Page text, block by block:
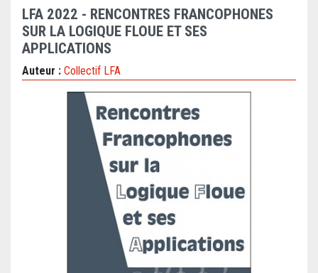
LFA 2022 - RENCONTRES FRANCOPHONES
SUR LA LOGIQUE FLOUE ET SES
APPLICATIONS
Auteur : Collectif LFA